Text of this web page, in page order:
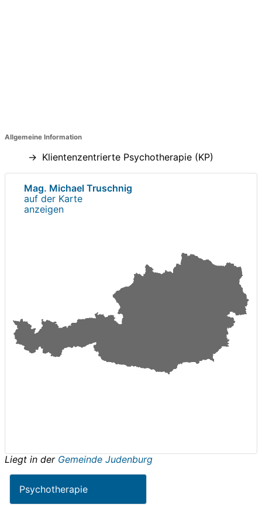
Allgemeine Information
Klientenzentrierte Psychotherapie (KP)
Mag. Michael Truschnig
auf der Karte
anzeigen
Liegt in der Gemeinde Judenburg
Psychotherapie